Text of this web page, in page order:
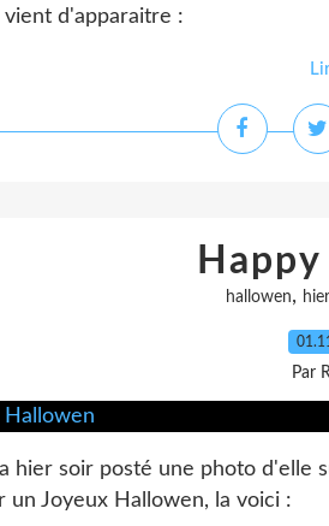
d'apparaitre :
hallowen, hier
Par
a hier soir posté une photo
un Joyeux Hallowen, la voici :